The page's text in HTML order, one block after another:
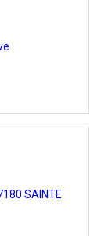
SAINTE